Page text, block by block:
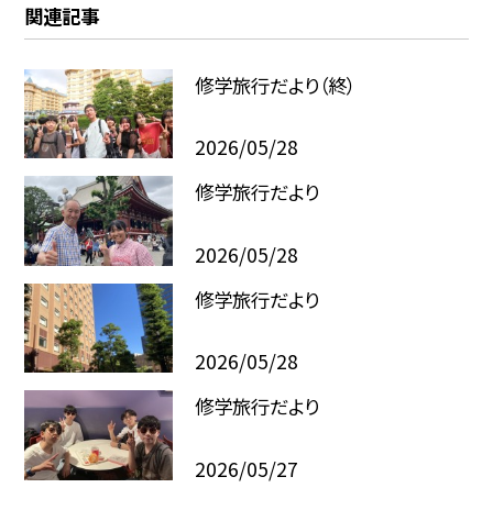
関連記事
修学旅行だより（終）
2026/05/28
修学旅行だより
2026/05/28
修学旅行だより
2026/05/28
修学旅行だより
2026/05/27